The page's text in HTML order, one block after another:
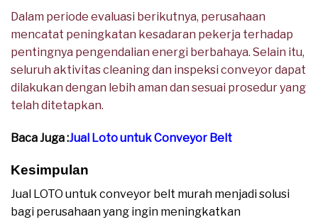
Dalam periode evaluasi berikutnya, perusahaan
mencatat peningkatan kesadaran pekerja terhadap
pentingnya pengendalian energi berbahaya. Selain itu,
seluruh aktivitas cleaning dan inspeksi conveyor dapat
dilakukan dengan lebih aman dan sesuai prosedur yang
telah ditetapkan.
Baca Juga :Jual Loto untuk Conveyor Belt
Kesimpulan
Jual LOTO untuk conveyor belt murah menjadi solusi
bagi perusahaan yang ingin meningkatkan